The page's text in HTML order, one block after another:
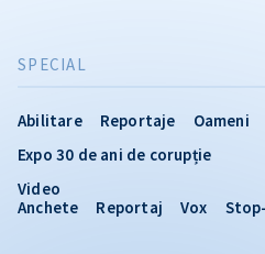
SPECIAL
Abilitare Reportaje Oameni
Expo 30 de ani de corupție
Video
Anchete
Reportaj Vox